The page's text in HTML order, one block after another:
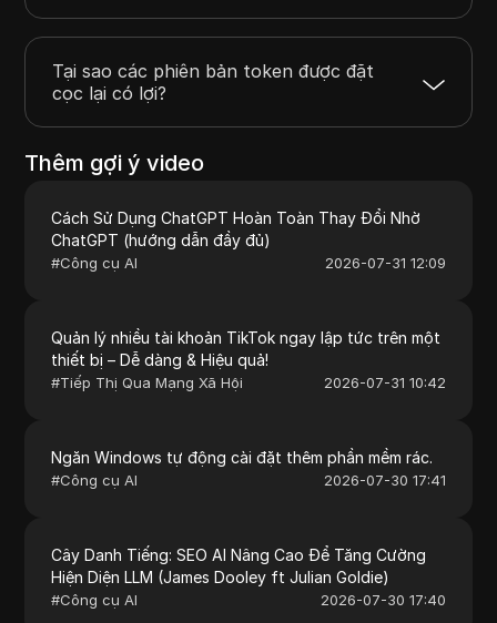
Tại sao các phiên bản token được đặt
cọc lại có lợi?
Thêm gợi ý video
Cách Sử Dụng ChatGPT Hoàn Toàn Thay Đổi Nhờ
ChatGPT (hướng dẫn đầy đủ)
#Công cụ AI 2026-07-31 12:09
Quản lý nhiều tài khoản TikTok ngay lập tức trên một
thiết bị – Dễ dàng & Hiệu quả!
#Tiếp Thị Qua Mạng Xã Hội 2026-07-31 10:42
Ngăn Windows tự động cài đặt thêm phần mềm rác.
#Công cụ AI 2026-07-30 17:41
Cây Danh Tiếng: SEO AI Nâng Cao Để Tăng Cường
Hiện Diện LLM (James Dooley ft Julian Goldie)
#Công cụ AI 2026-07-30 17:40